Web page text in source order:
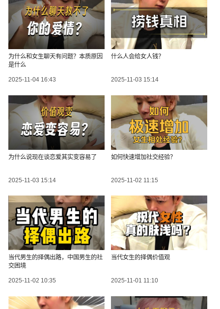
为什么和女生聊天有问题？本质原因
是什么
2025-11-04 16:43
什么人会给女人钱？
2025-11-03 15:14
为什么说现在谈恋爱其实变容易了
2025-11-03 15:14
如何快速增加社交经验？
2025-11-02 11:15
当代男生的择偶出路，中国男生的社
交困境
2025-11-02 10:35
当代女生的择偶价值观
2025-11-01 11:10